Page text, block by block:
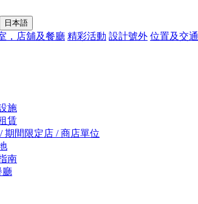
日本語
，店舖及餐廳 精彩活動 設計號外 位置及交通
施
賃
期間限定店 / 商店單位
南
廳